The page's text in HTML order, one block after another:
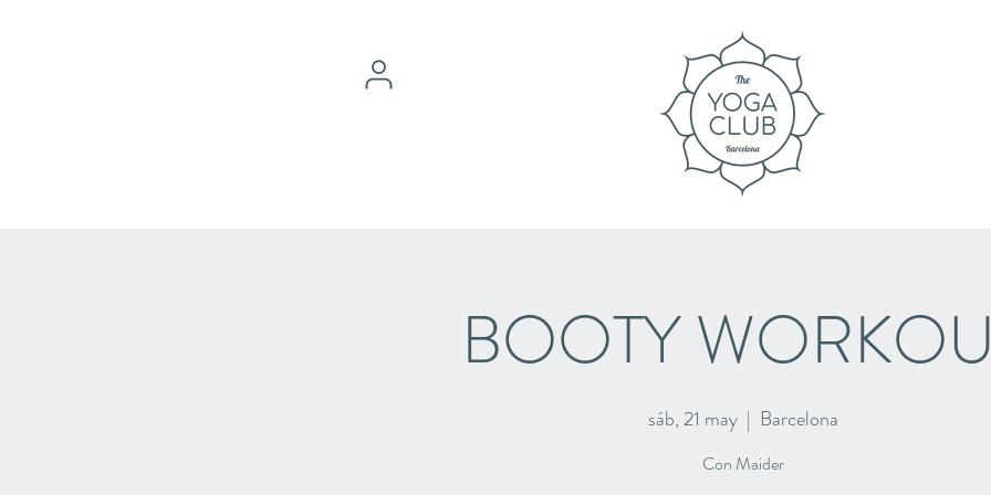
BOOTY
sáb, 21 may
  |
Barcelona
Con Maider